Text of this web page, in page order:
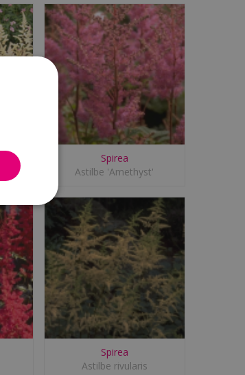
Spirea
Astilbe 'Amethyst'
Spirea
Astilbe rivularis